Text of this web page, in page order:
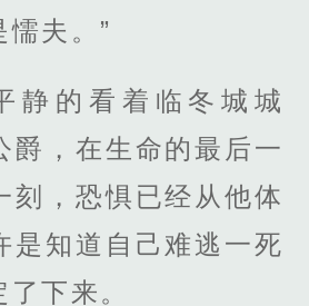
夫。”
静的看着临冬城城
爵，在生命的最后一
刻，恐惧已经从他体
是知道自己难逃一死
下来。